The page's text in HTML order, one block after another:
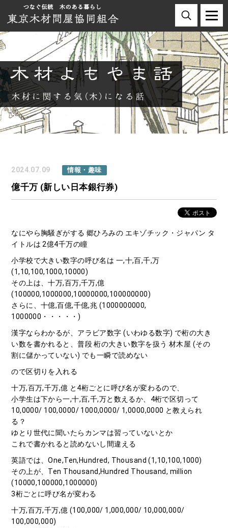
2024.07.09 情報・趣味
億千万 (新しい日本銀行券)
なにやら胸騒ぎがする 郷ひろみの エキゾチック・ジャパン タ
イトルは 2億4千万の瞳
小学校で大きい数字の呼び名は 一,十,百,千,万
(1,10,100,1000,10000)
その上は、十万,百万,千万,億
(100000,1000000,10000000,100000000)
さらに、十億,百億,千億,兆 (1000000000,
1000000・・・・・)
漢字ならわかるが、アラビア数字 (いわゆる数字) で桁の大き
い数を書かれると、普段 桁の大きい数字を扱う 材木屋 (その
割に儲かっていない) でも一瞬で読めない
ので区切りを入れる
十万,百万,千万,億 と4桁ごとに呼び名が変わるので、
小学生は下から一,十,百,千,万と数えるか、4桁で区切って
10,0000/ 100,0000/ 1000,0000/ 1,0000,0000 と教えられ
る？
ゆとり世代に聞いたらカンマは習っていないとか
これで書かれると読めないし間違える
英語では、One,Ten,Hundred, Thousand (1,10,100,1000)
その上が、Ten Thousand,Hundred Thousand, million
(10000,100000,1000000)
3桁ごとに呼び名が変わる
十万,百万,千万,億 (100,000/ 1,000,000/ 10,000,000/
100,000,000)